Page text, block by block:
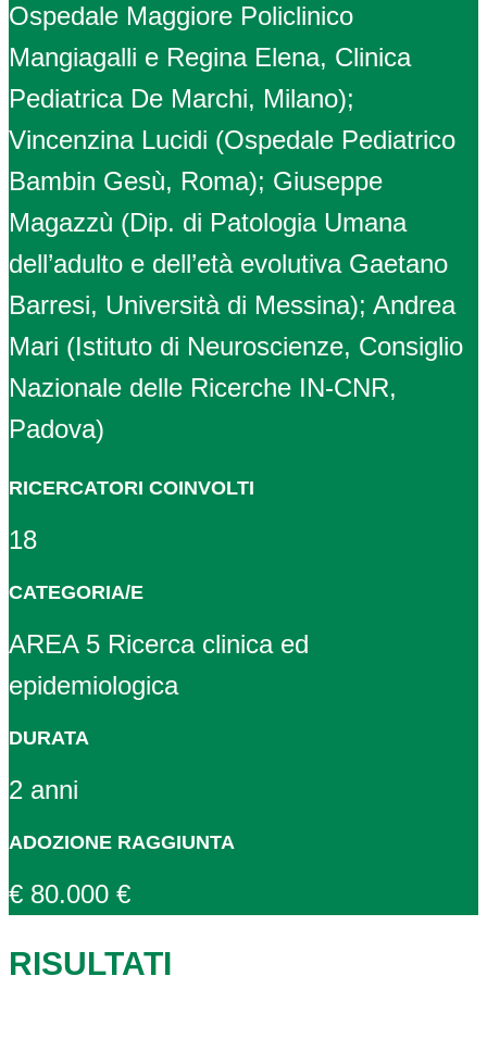
Ospedale Maggiore Policlinico
Mangiagalli e Regina Elena, Clinica
Pediatrica De Marchi, Milano);
Vincenzina Lucidi (Ospedale Pediatrico
Bambin Gesù, Roma); Giuseppe
Magazzù (Dip. di Patologia Umana
dell’adulto e dell’età evolutiva Gaetano
Barresi, Università di Messina); Andrea
Mari (Istituto di Neuroscienze, Consiglio
Nazionale delle Ricerche IN-CNR,
Padova)
RICERCATORI COINVOLTI
18
CATEGORIA/E
AREA 5 Ricerca clinica ed
epidemiologica
DURATA
2 anni
ADOZIONE RAGGIUNTA
€ 80.000 €
RISULTATI